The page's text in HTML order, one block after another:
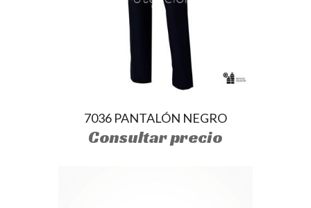
7036 PANTALÓN NEGRO
Consultar precio